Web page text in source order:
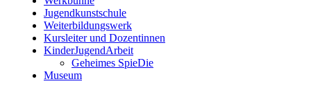
Jugendkunstschule
Weiterbildungswerk
Kursleiter und Dozentinnen
KinderJugendArbeit
Geheimes SpieDie
Museum